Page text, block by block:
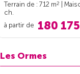
Terrain de : 712 m2 |
ch.
à partir de 180
Les Ormes